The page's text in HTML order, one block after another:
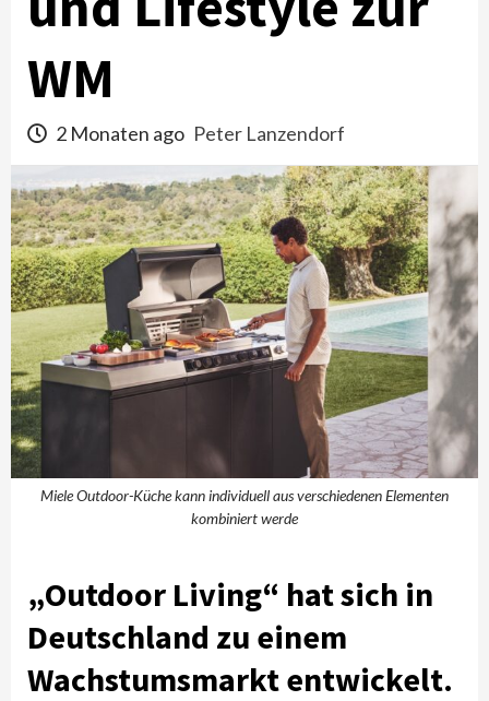
WM
2 Monaten ago Peter Lanzendorf
Miele Outdoor-Küche kann individuell aus verschiedenen Elementen
kombiniert werde
„Outdoor Living“ hat sich in
Deutschland zu einem
Wachstumsmarkt entwickelt.